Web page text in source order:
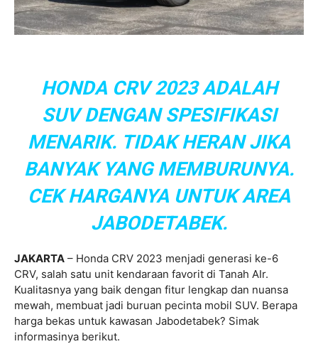
HONDA CRV 2023 ADALAH
SUV DENGAN SPESIFIKASI
MENARIK. TIDAK HERAN JIKA
BANYAK YANG MEMBURUNYA.
CEK HARGANYA UNTUK AREA
JABODETABEK.
JAKARTA – Honda CRV 2023 menjadi generasi ke-6
CRV, salah satu unit kendaraan favorit di Tanah AIr.
Kualitasnya yang baik dengan fitur lengkap dan nuansa
mewah, membuat jadi buruan pecinta mobil SUV. Berapa
harga bekas untuk kawasan Jabodetabek? Simak
informasinya berikut.